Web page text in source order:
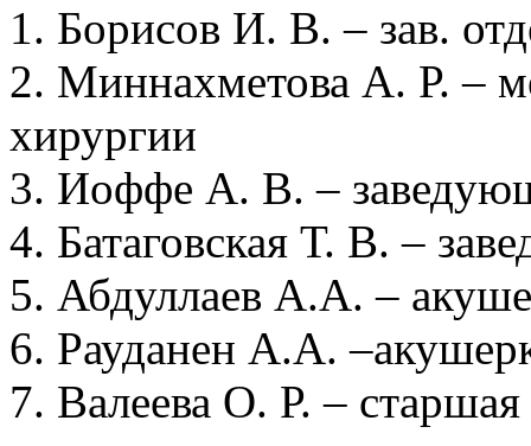
1. Борисов И. В. – зав.
2. Миннахметова А. Р. –
хирургии
3. Иоффе А. В. –
4. Батаговская Т. В. –
5. Абдуллаев А.А. –
6. Рауданен А.А.
7. Валеева О. Р. –